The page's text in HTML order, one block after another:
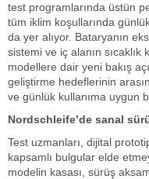
test programlarında üstün
tüm iklim koşullarında
da yer alıyor. Bataryanın
sistemi ve iç alanın
modellere dair yeni bakış
geliştirme hedeflerinin
ve günlük kullanıma uygun
Nordschleife’de sanal
Test uzmanları, dijital
kapsamlı bulgular elde
modelin kasası, sürüş